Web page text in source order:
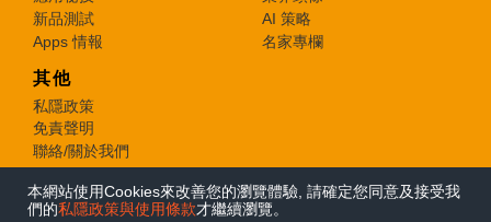
本網站使用Cookies來改善您的瀏覽體驗, 請確定您同意及接受我
們的私隱政策與使用條款才繼續瀏覽。
新品測試
Apps 情報
AI 策略
名家專欄
其他
私隱政策
免責聲明
聯絡/關於我們
© 2026 e-zone. All Rights Reserved.